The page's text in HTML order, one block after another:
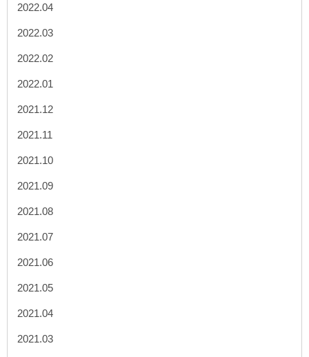
2022.04
2022.03
2022.02
2022.01
2021.12
2021.11
2021.10
2021.09
2021.08
2021.07
2021.06
2021.05
2021.04
2021.03